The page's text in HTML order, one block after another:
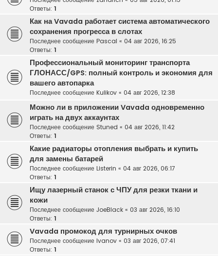
Ответы: 1
Как на Vavada работает система автоматического
сохранения прогресса в слотах
Последнее сообщение Pascal « 04 авг 2026, 16:25
Ответы: 1
Профессиональный мониторинг транспорта
ГЛОНАСС/GPS: полный контроль и экономия для
вашего автопарка
Последнее сообщение Kulikov « 04 авг 2026, 12:38
Можно ли в приложении Vavada одновременно
играть на двух аккаунтах
Последнее сообщение Stuned « 04 авг 2026, 11:42
Ответы: 1
Какие радиаторы отопления выбрать и купить
для замены батарей
Последнее сообщение Listerin « 04 авг 2026, 06:17
Ответы: 1
Ищу лазерный станок с ЧПУ для резки ткани и
кожи
Последнее сообщение JoeBlack « 03 авг 2026, 16:10
Ответы: 1
Vavada промокод для турнирных очков
Последнее сообщение Ivanov « 03 авг 2026, 07:41
Ответы: 1